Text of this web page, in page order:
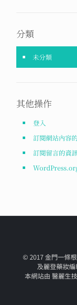
分類
未分類
其他操作
登入
訂閱網站內容
訂閱留言的資
© 2017 金門一條
及麗登藥妝
本網站由 醫麗生